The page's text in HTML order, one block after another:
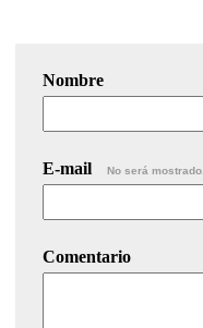
Nombre
E-mail No será mostrado.
Comentario